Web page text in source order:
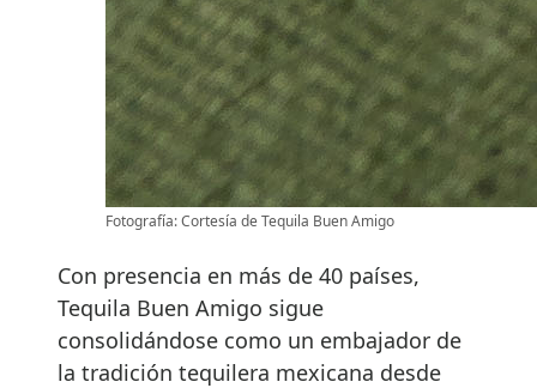
Fotografía: Cortesía de Tequila Buen Amigo
Con presencia en más de 40 países,
Tequila Buen Amigo sigue
consolidándose como un embajador de
la tradición tequilera mexicana desde